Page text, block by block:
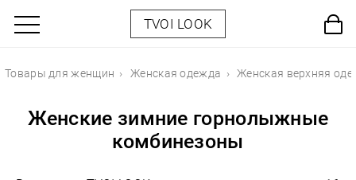
TVOI LOOK
Товары для женщин Женская одежда Женская верхняя
Женские зимние горнолыжные
комбинезоны